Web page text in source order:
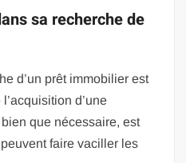
sa recherche de
d’un prêt immobilier est
d’une
que nécessaire, est
faire vaciller les